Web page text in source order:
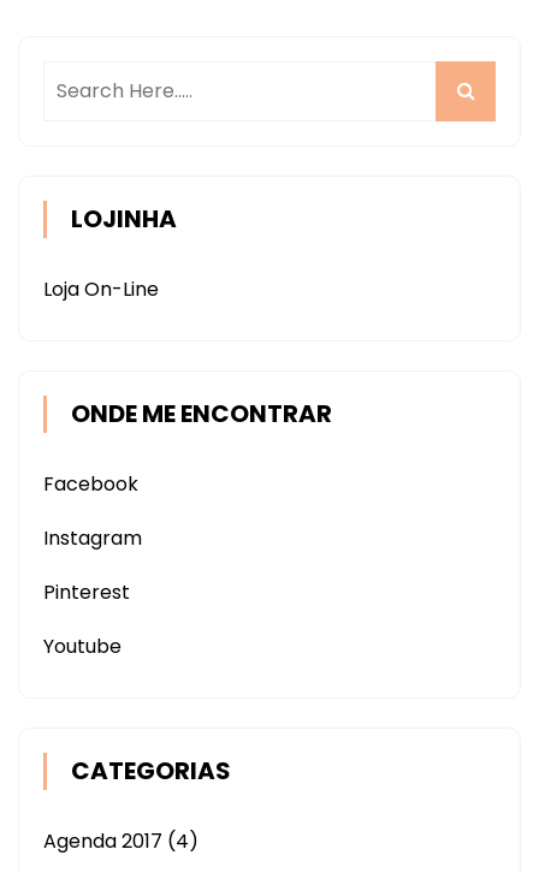
LOJINHA
Loja On-Line
ONDE ME ENCONTRAR
Facebook
Instagram
Pinterest
Youtube
CATEGORIAS
Agenda 2017 (4)